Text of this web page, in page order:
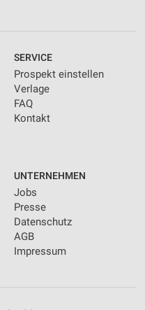
SERVICE
Prospekt einstellen
Verlage
FAQ
Kontakt
UNTERNEHMEN
Jobs
Presse
Datenschutz
AGB
Impressum